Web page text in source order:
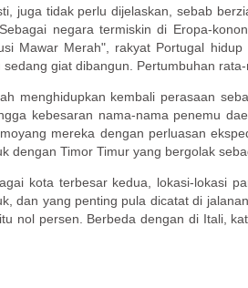
juga tidak perlu dijelaskan, sebab
negara termiskin di Eropa-
Mawar Merah", rakyat Portugal
giat dibangun. Pertumbuhan
menghidupkan kembali perasaan
kebesaran nama-nama penemu
mereka dengan perluasan
Timor Timur yang bergolak
kota terbesar kedua, lokasi-lokasi
dan yang penting pula dicatat di
nol persen. Berbeda dengan di Itali,